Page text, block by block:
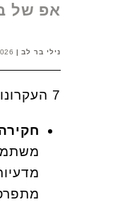
אפ של
נילי בר לב
7 העקרונות של הרפואה האינטגרטיבית-